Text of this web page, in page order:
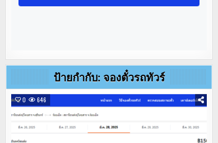
ป้ายกำกับ: จองตั๋วรถทัวร์
0 646